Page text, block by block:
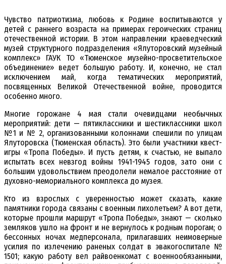
Чувство патриотизма, любовь к Родине воспитываются у
детей с раннего возраста на примерах героических страниц
отечественной истории. В этом направлении краеведческий
музей структурного подразделения «Ялуторовский музейный
комплекс» ГАУК ТО «Тюменское музейно-просветительское
объединение» ведет большую работу. И, конечно, не стал
исключением май, когда тематических мероприятий,
посвященных Великой Отечественной войне, проводится
особенно много.
Многие горожане 4 мая стали очевидцами необычных
мероприятий: дети — пятиклассники и шестиклассники школ
№1 и № 2, организованными колоннами спешили по улицам
Ялуторовска (Тюменская область). Это были участники квест-
игры «Тропа Победы». И пусть детям, к счастью, не выпало
испытать всех невзгод войны 1941-1945 годов, зато они с
большим удовольствием преодолели немалое расстояние от
духовно-мемориального комплекса до музея.
Кто из взрослых с уверенностью может сказать, какие
памятники города связаны с военным лихолетьем? А вот дети,
которые прошли маршрут «Тропа Победы», знают — сколько
земляков ушло на фронт и не вернулось к родным порогам; о
бессонных ночах медперсонала, прилагавших неимоверные
усилия по излечению раненых солдат в эвакогоспитале №
1501; какую работу вел райвоенкомат с военнообязанными,